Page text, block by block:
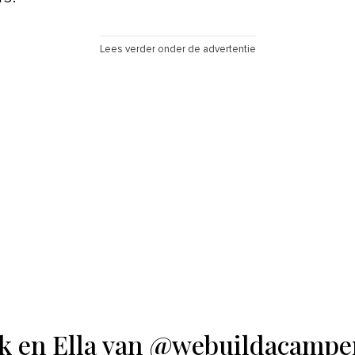
Lees verder onder de advertentie
en Ella van